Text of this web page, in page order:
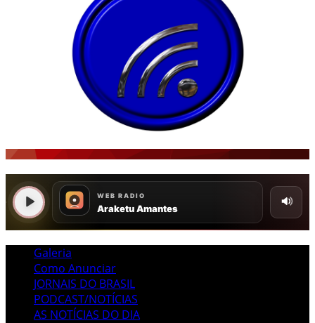
Galeria
Como Anunciar
JORNAIS DO BRASIL
PODCAST/NOTÍCIAS
AS NOTÍCIAS DO DIA